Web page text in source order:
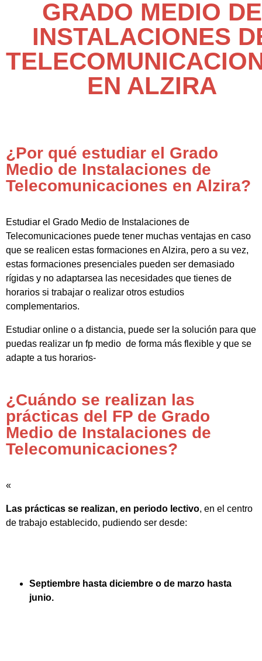
GRADO MEDIO DE
INSTALACIONES
EN ALZIRA
¿Por qué estudiar el Grado
Medio de Instalaciones de
Telecomunicaciones en Alzira?
Estudiar el Grado Medio de Instalaciones de
Telecomunicaciones puede tener muchas ventajas en caso
que se realicen estas formaciones en Alzira, pero a su vez,
estas formaciones presenciales pueden ser demasiado
rígidas y no adaptarsea las necesidades que tienes de
horarios si trabajar o realizar otros estudios
complementarios.
Estudiar online o a distancia, puede ser la solución para que
puedas realizar un fp medio de forma más flexible y que se
adapte a tus horarios-
¿Cuándo se realizan las
prácticas del FP de Grado
Medio de Instalaciones de
Telecomunicaciones?
«
Las prácticas se realizan, en periodo lectivo, en el centro
de trabajo establecido, pudiendo ser desde:
Septiembre hasta diciembre o de marzo hasta
junio.